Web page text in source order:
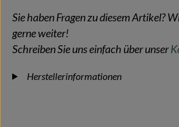
Sie haben Fragen zu diesem Artikel?
gerne weiter!
Schreiben Sie uns einfach über unser
Herstellerinformationen